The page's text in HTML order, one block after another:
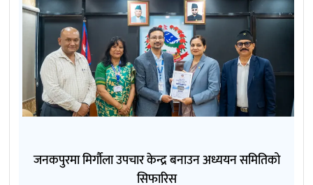
जनकपुरमा मिर्गौला उपचार केन्द्र बनाउन अध्ययन समितिको
सिफारिस